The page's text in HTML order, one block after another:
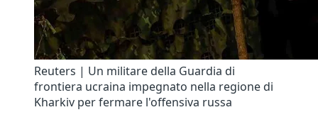
Reuters | Un militare della Guardia di
frontiera ucraina impegnato nella regione di
Kharkiv per fermare l'offensiva russa